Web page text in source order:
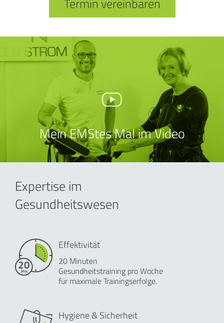
Termin vereinbaren
Mein EMStes Mal im Video
Expertise im
Gesundheitswesen
Effektivität
20 Minuten
Gesundheitstraining pro Woche
für maximale Trainingserfolge.
Hygiene & Sicherheit